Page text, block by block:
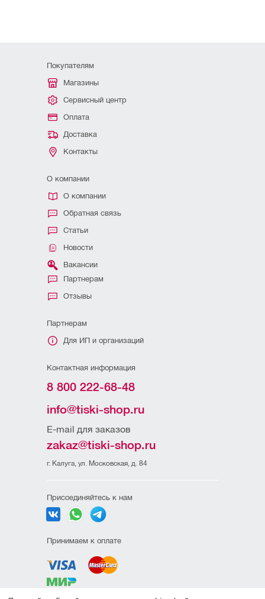
Покупателям
Магазины
Сервисный центр
Оплата
Доставка
Контакты
О компании
О компании
Обратная связь
Статьи
Новости
Вакансии
Партнерам
Отзывы
Партнерам
Для ИП и организаций
Контактная информация
8 800 222-68-48
info@tiski-shop.ru
E-mail для заказов
zakaz@tiski-shop.ru
г. Калуга, ул. Московская, д. 84
Присоединяйтесь к нам
Принимаем к оплате